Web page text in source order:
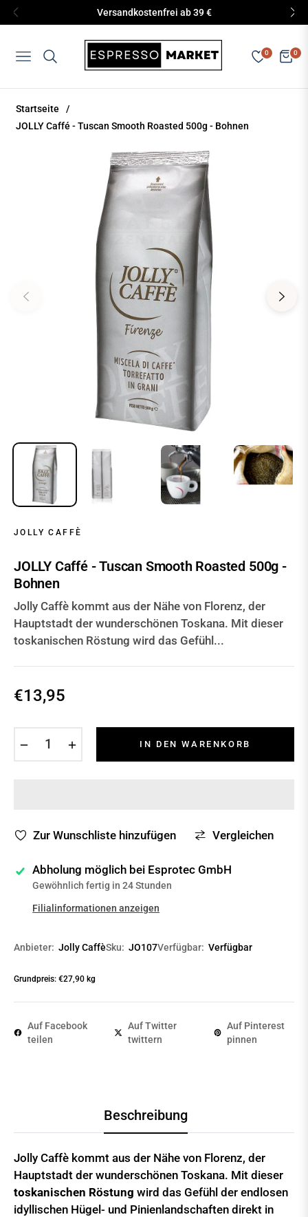
Versandkostenfrei ab 39 €
Navigation
0 0
Startseite
/
JOLLY Caffé - Tuscan Smooth Roasted 500g - Bohnen
JOLLY CAFFÈ
JOLLY Caffé - Tuscan Smooth Roasted 500g -
Bohnen
Jolly Caffè kommt aus der Nähe von Florenz, der
Hauptstadt der wunderschönen Toskana. Mit dieser
toskanischen Röstung wird das Gefühl...
Normaler
€13,95
IN DEN WARENKORB
Zur Wunschliste hinzufügen Vergleichen
Abholung möglich bei Esprotec GmbH
Gewöhnlich fertig in 24 Stunden
Filialinformationen anzeigen
Anbieter: Jolly CaffèSku: JO107Verfügbar: Verfügbar
Grundpreis: €27,90 kg
Auf Facebook
teilen
Auf Twitter
twittern
Auf Pinterest
pinnen
Beschreibung
Jolly Caffè kommt aus der Nähe von Florenz, der
Hauptstadt der wunderschönen Toskana. Mit dieser
toskanischen Röstung wird das Gefühl der endlosen
idyllischen Hügel- und Pinienlandschaften direkt in